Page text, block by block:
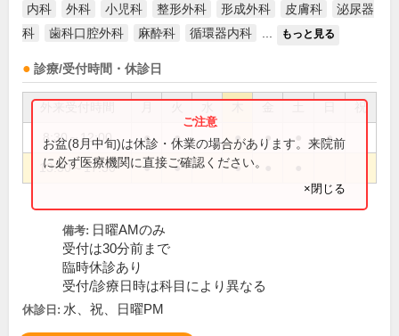
内科 外科 小児科 整形外科 形成外科 皮膚科
泌尿器
科
歯科口腔外科 麻酔科 循環器内科 もっと見る
診療/受付時間・休診日
祝
8:30～12:00 ● ● ● ● ●
13:30～17:30 ● ● ●
お盆(8月中旬)は休診・休業の場合があります。来院前
に必ず医療機関に直接ご確認ください。
×閉じる
備考: 日曜AMのみ
受付は30分前まで
臨時休診あり
受付/診療日時は科目により異なる
休診日: 水、祝、日曜PM